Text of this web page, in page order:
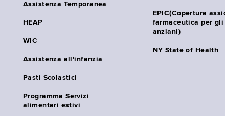
Assistenza Temporanea
HEAP
WIC
Assistenza all'infanzia
Pasti Scolastici
Programma Servizi
alimentari estivi
EPIC(Copertura
farmaceutica per gli
anziani)
NY State of Health